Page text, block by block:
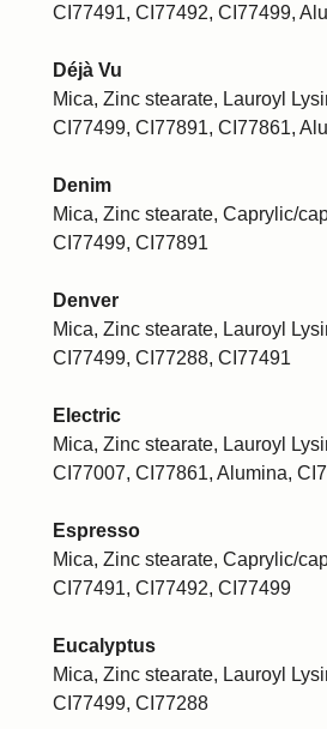
CI77491, CI77492, CI77499,
Déjà Vu
Mica, Zinc stearate, Lauroyl
CI77499, CI77891, CI77861,
Denim
Mica, Zinc stearate, Caprylic/
CI77499, CI77891
Denver
Mica, Zinc stearate, Lauroyl
CI77499, CI77288, CI77491
Electric
Mica, Zinc stearate, Lauroyl
CI77007, CI77861, Alumina,
Espresso
Mica, Zinc stearate, Caprylic/
CI77491, CI77492, CI77499
Eucalyptus
Mica, Zinc stearate, Lauroyl
CI77499, CI77288